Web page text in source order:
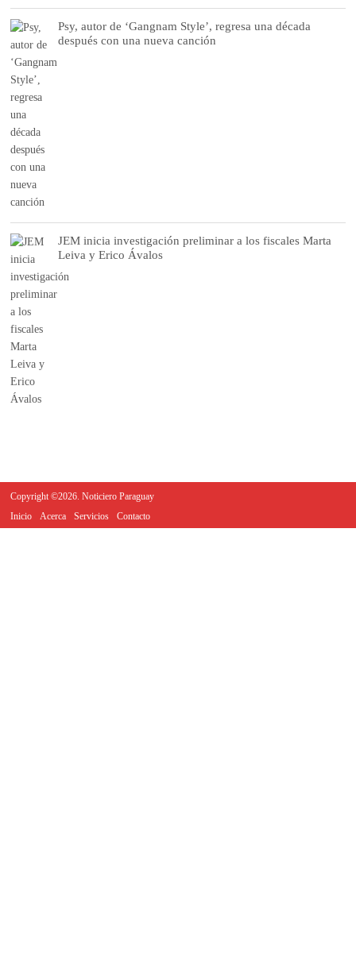
Psy, autor de ‘Gangnam Style’, regresa una década
después con una nueva canción
JEM inicia investigación preliminar a los fiscales Marta
Leiva y Erico Ávalos
Copyright ©2026. Noticiero Paraguay
Inicio
Acerca Servicios Contacto